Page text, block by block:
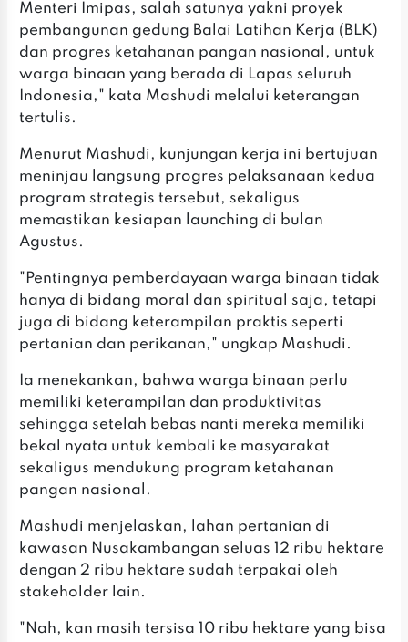
Menteri Imipas, salah satunya yakni proyek
pembangunan gedung Balai Latihan Kerja (BLK)
dan progres ketahanan pangan nasional, untuk
warga binaan yang berada di Lapas seluruh
Indonesia," kata Mashudi melalui keterangan
tertulis.
Menurut Mashudi, kunjungan kerja ini bertujuan
meninjau langsung progres pelaksanaan kedua
program strategis tersebut, sekaligus
memastikan kesiapan launching di bulan
Agustus.
"Pentingnya pemberdayaan warga binaan tidak
hanya di bidang moral dan spiritual saja, tetapi
juga di bidang keterampilan praktis seperti
pertanian dan perikanan," ungkap Mashudi.
Ia menekankan, bahwa warga binaan perlu
memiliki keterampilan dan produktivitas
sehingga setelah bebas nanti mereka memiliki
bekal nyata untuk kembali ke masyarakat
sekaligus mendukung program ketahanan
pangan nasional.
Mashudi menjelaskan, lahan pertanian di
kawasan Nusakambangan seluas 12 ribu hektare
dengan 2 ribu hektare sudah terpakai oleh
stakeholder lain.
"Nah, kan masih tersisa 10 ribu hektare yang bisa